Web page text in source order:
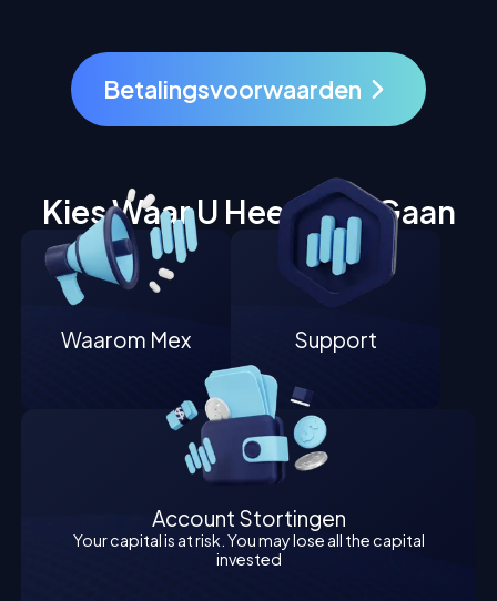
Betalingsvoorwaarden
Kies Waar U Heen Wilt Gaan
Waarom Mex Support
Account Stortingen
Your capital is at risk. You may lose all the capital
invested